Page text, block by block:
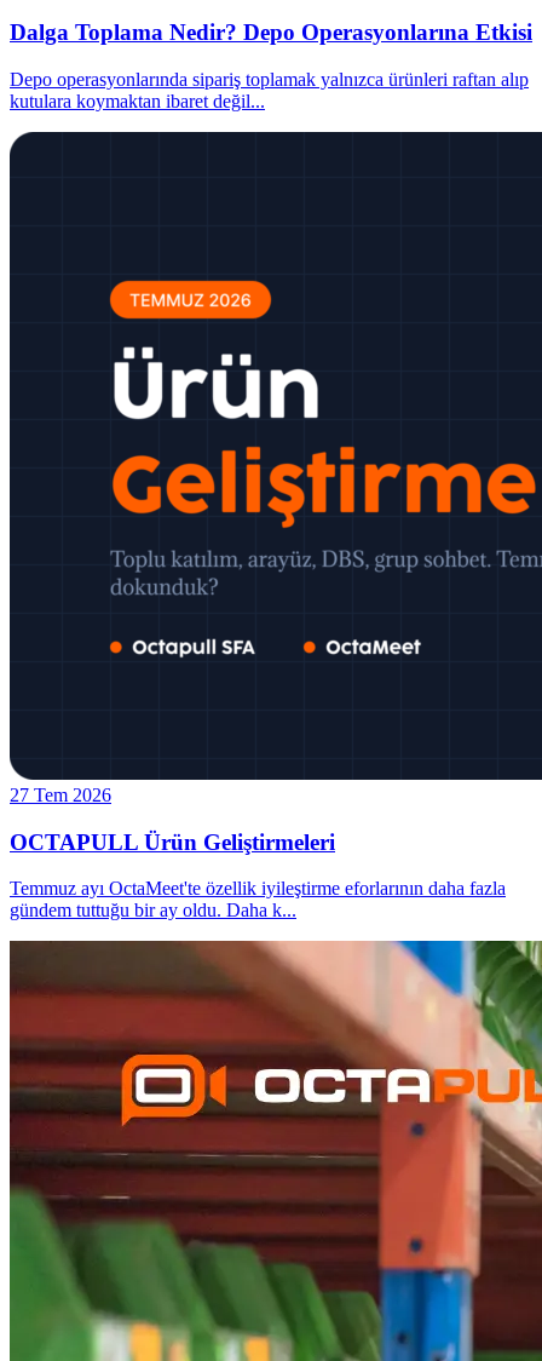
Dalga Toplama Nedir? Depo Operasyonlarına Etkisi
Depo operasyonlarında sipariş toplamak yalnızca ürünleri raftan alıp
kutulara koymaktan ibaret değil...
27 Tem 2026
OCTAPULL Ürün Geliştirmeleri
Temmuz ayı OctaMeet'te özellik iyileştirme eforlarının daha fazla
gündem tuttuğu bir ay oldu. Daha k...